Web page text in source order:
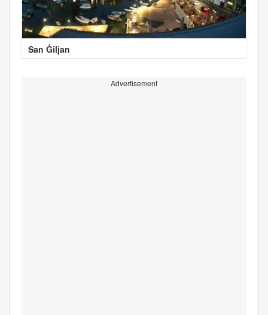
San Ġiljan
Advertisement